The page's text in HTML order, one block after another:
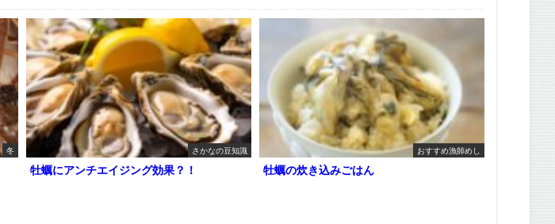
冬 さかなの豆知識
牡蠣にアンチエイジング効果？！
おすすめ漁師めし
牡蠣の炊き込みごはん